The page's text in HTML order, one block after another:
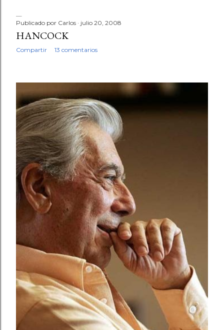
Publicado por Carlos julio 20, 2008
HANCOCK
Compartir 13 comentarios